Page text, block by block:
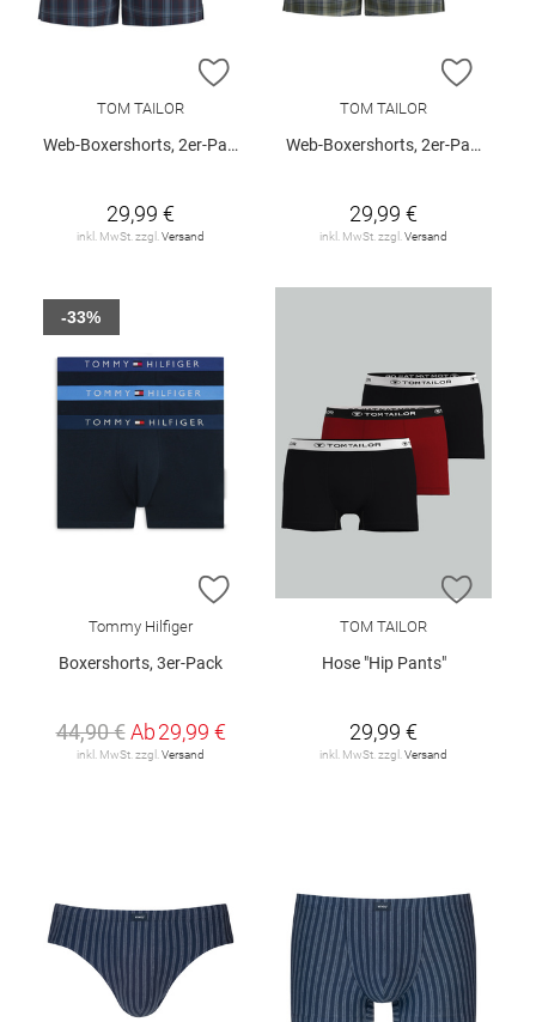
ZUR WUNSCHLISTE HINZUFÜGEN
TOM TAILOR
Web-Boxershorts, 2er-Pack
29,99 €
inkl. MwSt. zzgl. Versand
ZUR
TOM TAILOR
Web-Boxershorts, 2er-Pack
29,99 €
inkl. MwSt. zzgl. Versand
ZUR WUNSCHLISTE HINZUFÜGEN
Tommy Hilfiger
Boxershorts, 3er-Pack
44,90 € Ab29,99 €
inkl. MwSt. zzgl. Versand
-33%
ZUR
TOM TAILOR
Hose "Hip Pants"
29,99 €
inkl. MwSt. zzgl. Versand